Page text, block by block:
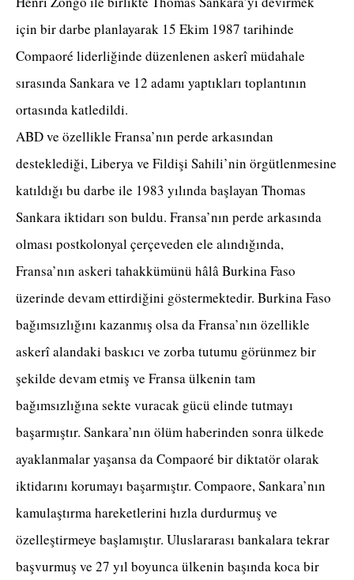
için bir darbe planlayarak 15 Ekim 1987 tarihinde
Compaoré liderliğinde düzenlenen askerî müdahale
sırasında Sankara ve 12 adamı yaptıkları toplantının
ortasında katledildi.
ABD ve özellikle Fransa’nın perde arkasından
desteklediği, Liberya ve Fildişi Sahili’nin örgütlenmesine
katıldığı bu darbe ile 1983 yılında başlayan Thomas
Sankara iktidarı son buldu. Fransa’nın perde arkasında
olması postkolonyal çerçeveden ele alındığında,
Fransa’nın askeri tahakkümünü hâlâ Burkina Faso
üzerinde devam ettirdiğini göstermektedir. Burkina Faso
bağımsızlığını kazanmış olsa da Fransa’nın özellikle
askerî alandaki baskıcı ve zorba tutumu görünmez bir
şekilde devam etmiş ve Fransa ülkenin tam
bağımsızlığına sekte vuracak gücü elinde tutmayı
başarmıştır. Sankara’nın ölüm haberinden sonra ülkede
ayaklanmalar yaşansa da Compaoré bir diktatör olarak
iktidarını korumayı başarmıştır. Compaore, Sankara’nın
kamulaştırma hareketlerini hızla durdurmuş ve
özelleştirmeye başlamıştır. Uluslararası bankalara tekrar
başvurmuş ve 27 yıl boyunca ülkenin başında koca bir